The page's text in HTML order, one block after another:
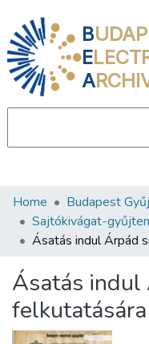
B
E
A
Communities &
All of DSpace
Statistics
About us
Home Budapest
Sajtókivágat-
Ásatás indul
felkutatására